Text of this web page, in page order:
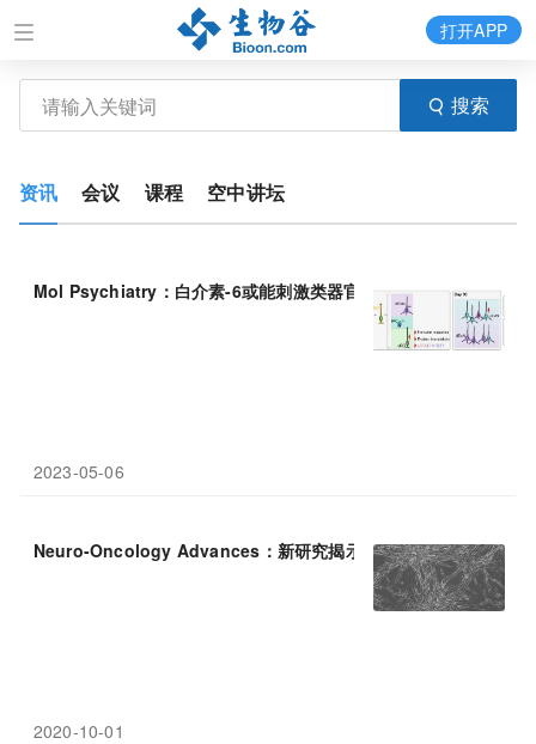
搜索
打开APP
资讯 会议 课程 空中讲坛
Mol Psychiatry：白介素-6或能刺激类器官并增加其 放射状胶质
2023-05-06
Neuro-Oncology Advances：新研究揭示 胶质瘤细胞抗放射疗
2020-10-01